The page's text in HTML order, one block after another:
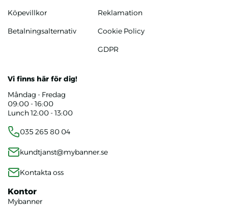
Köpevillkor
Betalningsalternativ
Reklamation
Cookie Policy
GDPR
Vi finns här för dig!
Måndag - Fredag
09:00 - 16:00
Lunch 12:00 - 13:00
035 265 80 04
kundtjanst@mybanner.se
Kontakta oss
Kontor
Mybanner